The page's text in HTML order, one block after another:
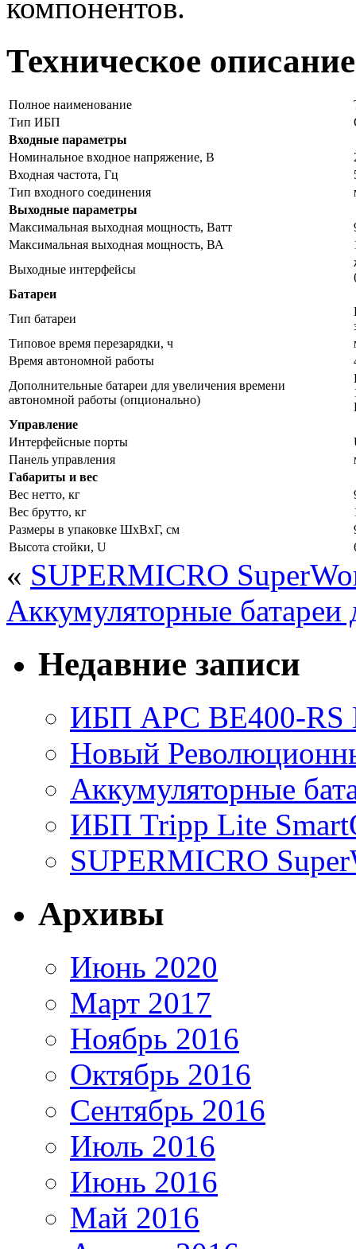
компонентов.
Техническое описание
Полное наименование
Тип ИБП
Входные параметры
Номинальное входное напряжение, В
Входная частота, Гц
Тип входного соединения
Выходные параметры
Максимальная выходная мощность, Ватт
Максимальная выходная мощность, ВА
Выходные интерфейсы
Батареи
Тип батареи
Типовое время перезарядки, ч
Время автономной работы
Дополнительные батареи для увеличения времени
автономной работы (опционально)
Управление
Интерфейсные порты
Панель управления
Габариты и вес
Вес нетто, кг
Вес брутто, кг
Размеры в упаковке ШxВxГ, см
Высота стойки, U
« SUPERMICRO
Аккумуляторные
Недавние записи
ИБП APC BE400-RS
Новый
Аккумуляторные
ИБП Tripp Lite
SUPERMICRO
Архивы
Июнь 2020
Март 2017
Ноябрь 2016
Октябрь 2016
Сентябрь 2016
Июль 2016
Июнь 2016
Май 2016